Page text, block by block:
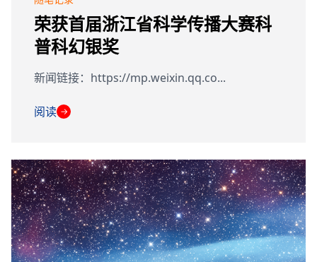
荣获首届浙江省科学传播大赛科
普科幻银奖
新闻链接：https://mp.weixin.qq.co...
阅读 →